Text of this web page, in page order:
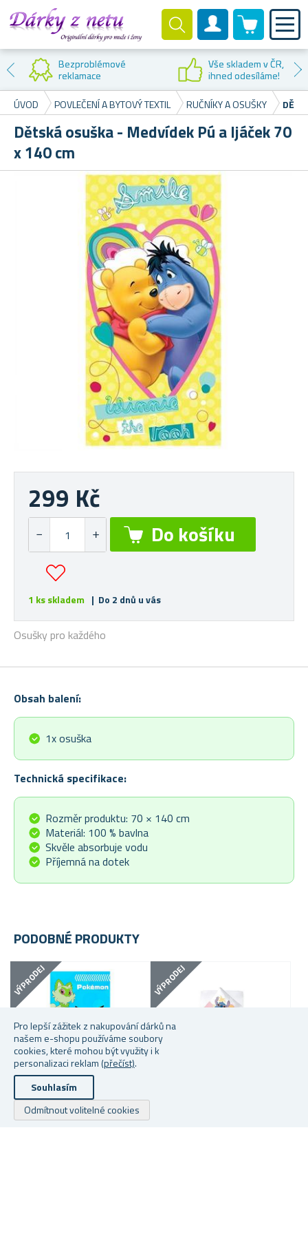
Pro lepší zážitek z nakupování dárků na
našem e-shopu používáme soubory
cookies, které mohou být využity i k
personalizaci reklam (přečíst).
Souhlasím
Odmítnout volitelné cookies
Zákaznický účet
0 produktů
Bezproblémové
reklamace
Vše skladem v ČR,
ihned odesíláme!
ÚVOD
POVLEČENÍ A BYTOVÝ TEXTIL RUČNÍKY A OSUŠKY
Dětská osuška - Medvídek Pú a Ijáček 70
x 140 cm
Osušky pro každého
299 Kč
1 ks skladem | Do 2 dnů u vás
Obsah balení:
1x osuška
Technická specifikace:
Rozměr produktu: 70 × 140 cm
Materiál: 100 % bavlna
Skvěle absorbuje vodu
Příjemná na dotek
PODOBNÉ PRODUKTY
VÝPRODEJ
DĚTSKÁ OSUŠKA -
VÝPRODEJ